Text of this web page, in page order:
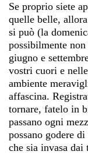
Se proprio siete
quelle belle,
si può (la
possibilmente
giugno e
vostri cuori e
ambiente
affascina.
tornare, fatelo in
passano ogni
possano godere
che sia invasa